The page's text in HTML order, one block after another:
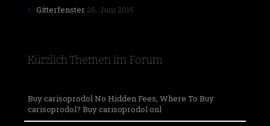
Gitterfenster 26. Juni 2015
Kürzlich Themen im Forum
Buy carisoprodol No Hidden Fees, Where To Buy
carisoprodol? Buy carisoprodol onl